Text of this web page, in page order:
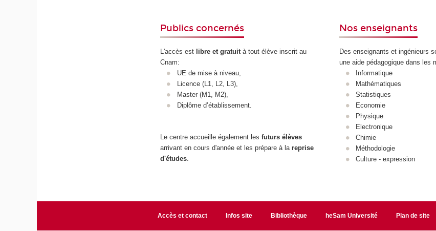
Publics concernés
L'accès est libre et gratuità tout élève inscrit au
Cnam:
UE de mise à niveau,
Licence (L1, L2, L3),
Master (M1, M2),
Diplôme d’établissement.
Le centre accueille également lesfuturs élèves
arrivant en cours d'année et les prépare à lareprise
d'études
Nos enseignants
Des enseignants et ingénieurs
une aide pédagogique dans les
Informatique
Mathématiques
Statistiques
Economie
Physique
Electronique
Chimie
Méthodologie
Culture - expression
Accès et contact Infos site Bibliothèque heSam Université Plan de site